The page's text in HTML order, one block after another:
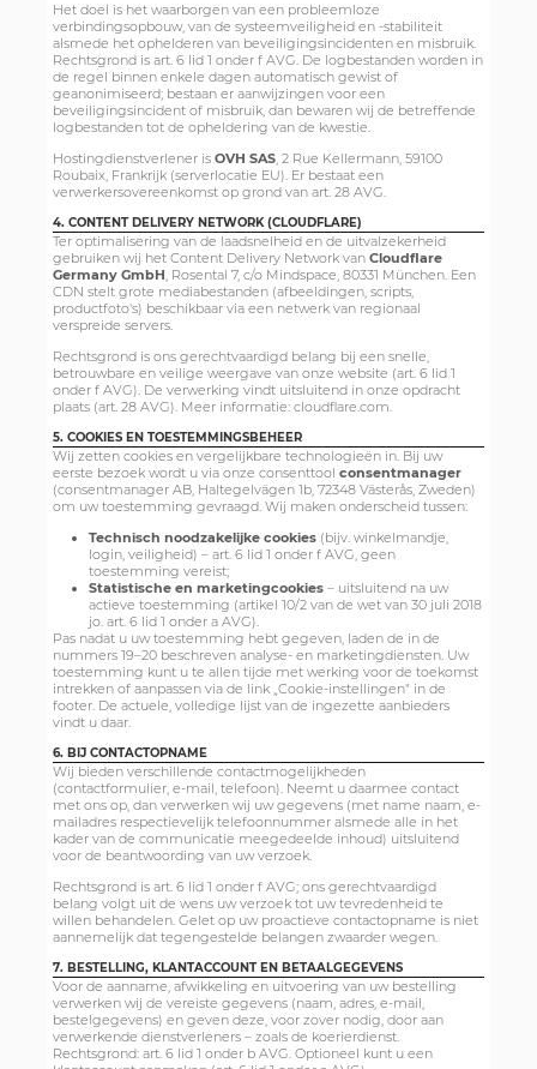
Het doel is het waarborgen van een probleemloze
verbindingsopbouw, van de systeemveiligheid en -stabiliteit
alsmede het ophelderen van beveiligingsincidenten en misbruik.
Rechtsgrond is art. 6 lid 1 onder f AVG. De logbestanden worden in
de regel binnen enkele dagen automatisch gewist of
geanonimiseerd; bestaan er aanwijzingen voor een
beveiligingsincident of misbruik, dan bewaren wij de betreffende
logbestanden tot de opheldering van de kwestie.
Hostingdienstverlener is OVH SAS, 2 Rue Kellermann, 59100
Roubaix, Frankrijk (serverlocatie EU). Er bestaat een
verwerkersovereenkomst op grond van art. 28 AVG.
4. CONTENT DELIVERY NETWORK (CLOUDFLARE)
Ter optimalisering van de laadsnelheid en de uitvalzekerheid
gebruiken wij het Content Delivery Network van Cloudflare
Germany GmbH, Rosental 7, c/o Mindspace, 80331 München. Een
CDN stelt grote mediabestanden (afbeeldingen, scripts,
productfoto's) beschikbaar via een netwerk van regionaal
verspreide servers.
Rechtsgrond is ons gerechtvaardigd belang bij een snelle,
betrouwbare en veilige weergave van onze website (art. 6 lid 1
onder f AVG). De verwerking vindt uitsluitend in onze opdracht
plaats (art. 28 AVG). Meer informatie: cloudflare.com.
5. COOKIES EN TOESTEMMINGSBEHEER
Wij zetten cookies en vergelijkbare technologieën in. Bij uw
eerste bezoek wordt u via onze consenttool consentmanager
(consentmanager AB, Haltegelvägen 1b, 72348 Västerås, Zweden)
om uw toestemming gevraagd. Wij maken onderscheid tussen:
Technisch noodzakelijke cookies (bijv. winkelmandje,
login, veiligheid) – art. 6 lid 1 onder f AVG, geen
toestemming vereist;
Statistische en marketingcookies – uitsluitend na uw
actieve toestemming (artikel 10/2 van de wet van 30 juli 2018
jo. art. 6 lid 1 onder a AVG).
Pas nadat u uw toestemming hebt gegeven, laden de in de
nummers 19–20 beschreven analyse- en marketingdiensten. Uw
toestemming kunt u te allen tijde met werking voor de toekomst
intrekken of aanpassen via de link „Cookie-instellingen" in de
footer. De actuele, volledige lijst van de ingezette aanbieders
vindt u daar.
6. BIJ CONTACTOPNAME
Wij bieden verschillende contactmogelijkheden
(contactformulier, e-mail, telefoon). Neemt u daarmee contact
met ons op, dan verwerken wij uw gegevens (met name naam, e-
mailadres respectievelijk telefoonnummer alsmede alle in het
kader van de communicatie meegedeelde inhoud) uitsluitend
voor de beantwoording van uw verzoek.
Rechtsgrond is art. 6 lid 1 onder f AVG; ons gerechtvaardigd
belang volgt uit de wens uw verzoek tot uw tevredenheid te
willen behandelen. Gelet op uw proactieve contactopname is niet
aannemelijk dat tegengestelde belangen zwaarder wegen.
7. BESTELLING, KLANTACCOUNT EN BETAALGEGEVENS
Voor de aanname, afwikkeling en uitvoering van uw bestelling
verwerken wij de vereiste gegevens (naam, adres, e-mail,
bestelgegevens) en geven deze, voor zover nodig, door aan
verwerkende dienstverleners – zoals de koerierdienst.
Rechtsgrond: art. 6 lid 1 onder b AVG. Optioneel kunt u een